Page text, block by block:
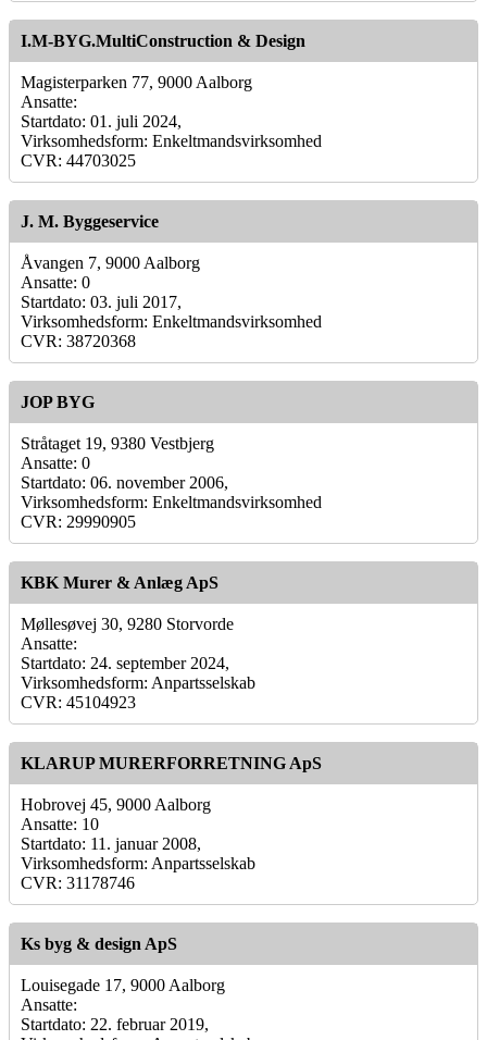
I.M-BYG.MultiConstruction & Design
Magisterparken 77, 9000 Aalborg
Ansatte:
Startdato: 01. juli 2024,
Virksomhedsform: Enkeltmandsvirksomhed
CVR: 44703025
J. M. Byggeservice
Åvangen 7, 9000 Aalborg
Ansatte: 0
Startdato: 03. juli 2017,
Virksomhedsform: Enkeltmandsvirksomhed
CVR: 38720368
JOP BYG
Stråtaget 19, 9380 Vestbjerg
Ansatte: 0
Startdato: 06. november 2006,
Virksomhedsform: Enkeltmandsvirksomhed
CVR: 29990905
KBK Murer & Anlæg ApS
Møllesøvej 30, 9280 Storvorde
Ansatte:
Startdato: 24. september 2024,
Virksomhedsform: Anpartsselskab
CVR: 45104923
KLARUP MURERFORRETNING ApS
Hobrovej 45, 9000 Aalborg
Ansatte: 10
Startdato: 11. januar 2008,
Virksomhedsform: Anpartsselskab
CVR: 31178746
Ks byg & design ApS
Louisegade 17, 9000 Aalborg
Ansatte:
Startdato: 22. februar 2019,